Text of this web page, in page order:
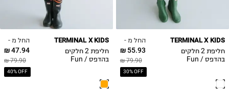
7Y
8Y
החל מ -
55.93 ₪
79.90 ₪
30% OFF
TERMINAL X KIDS
חליפת 2 חלקים
בהדפס / Fun
7Y
8Y
החל מ -
47.94 ₪
79.90 ₪
40% OFF
TERMINAL X KIDS
חליפת 2 חלקים
בהדפס / Fun